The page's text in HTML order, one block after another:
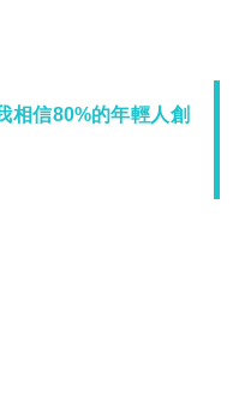
相信80%的年輕人創